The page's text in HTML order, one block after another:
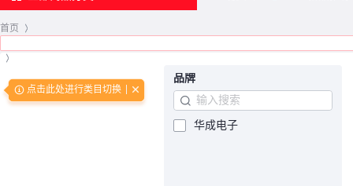
首页 >
>
点击此处进行类目切换
品牌
华成电子